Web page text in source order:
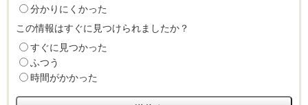
分かりにくかった
この情報はすぐに見つけられましたか？
すぐに見つかった
ふつう
時間がかかった